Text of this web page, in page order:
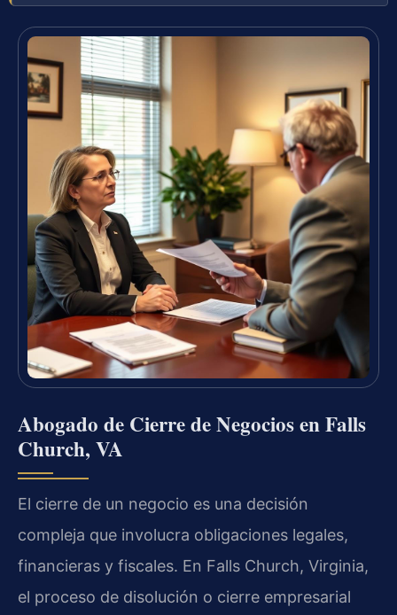
Abogado de Cierre de Negocios en Falls
Church, VA
El cierre de un negocio es una decisión
compleja que involucra obligaciones legales,
financieras y fiscales. En Falls Church, Virginia,
el proceso de disolución o cierre empresarial